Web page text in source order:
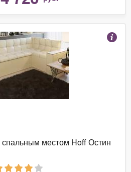
спальным местом Hoff Остин